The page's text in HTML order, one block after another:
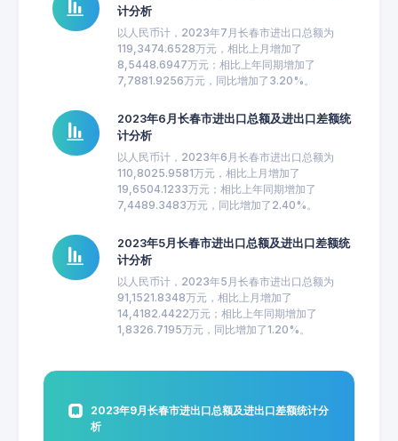
计分析
以人民币计，2023年7月长春市进出口总额为
119,3474.6528万元，相比上月增加了
8,5448.6947万元；相比上年同期增加了
7,7881.9256万元，同比增加了3.20%。
2023年6月长春市进出口总额及进出口差额统
计分析
以人民币计，2023年6月长春市进出口总额为
110,8025.9581万元，相比上月增加了
19,6504.1233万元；相比上年同期增加了
7,4489.3483万元，同比增加了2.40%。
2023年5月长春市进出口总额及进出口差额统
计分析
以人民币计，2023年5月长春市进出口总额为
91,1521.8348万元，相比上月增加了
14,4182.4422万元；相比上年同期增加了
1,8326.7195万元，同比增加了1.20%。
2023年9月长春市进出口总额及进出口差额统计分
析